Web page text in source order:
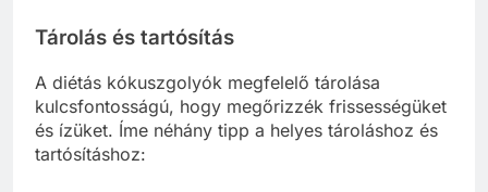
Tárolás és tartósítás
A diétás kókuszgolyók megfelelő tárolása
kulcsfontosságú, hogy megőrizzék frissességüket
és ízüket. Íme néhány tipp a helyes tároláshoz és
tartósításhoz: